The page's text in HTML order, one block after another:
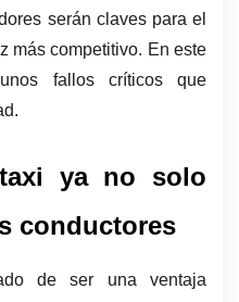
serán claves para el
más competitivo. En este
fallos críticos que
ya no solo
conductores
de ser una ventaja